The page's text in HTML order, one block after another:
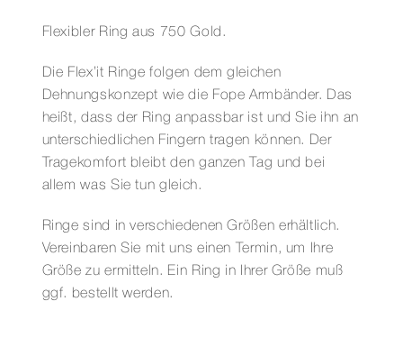
Flexibler Ring aus 750 Gold.
Die Flex’it Ringe folgen dem gleichen
Dehnungskonzept wie die Fope Armbänder. Das
heißt, dass der Ring anpassbar ist und Sie ihn an
unterschiedlichen Fingern tragen können. Der
Tragekomfort bleibt den ganzen Tag und bei
allem was Sie tun gleich.
Ringe sind in verschiedenen Größen erhältlich.
Vereinbaren Sie mit uns einen Termin, um Ihre
Größe zu ermitteln. Ein Ring in Ihrer Größe muß
ggf. bestellt werden.